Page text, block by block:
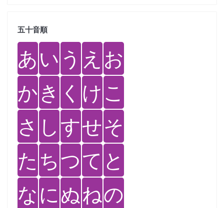
五十音順
あい う え お
かき く けこ
さ しすせそ
た ちつて と
なにぬねの